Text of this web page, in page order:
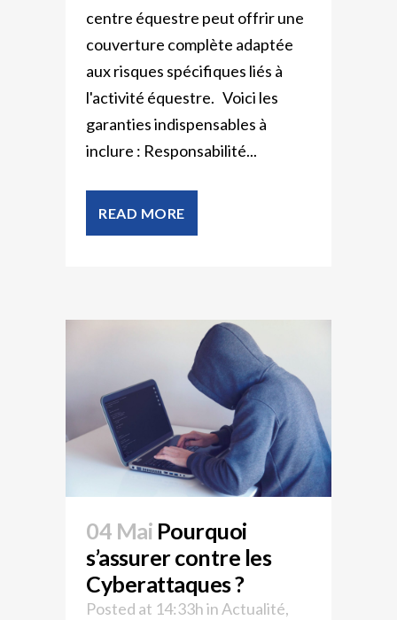
centre équestre peut offrir une
couverture complète adaptée
aux risques spécifiques liés à
l'activité équestre. Voici les
garanties indispensables à
inclure : Responsabilité...
READ MORE
04 Mai Pourquoi
s’assurer contre les
Cyberattaques ?
Posted at 14:33hin Actualité,